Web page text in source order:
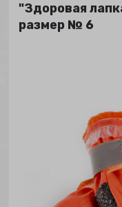
"Здоровая
размер № 6